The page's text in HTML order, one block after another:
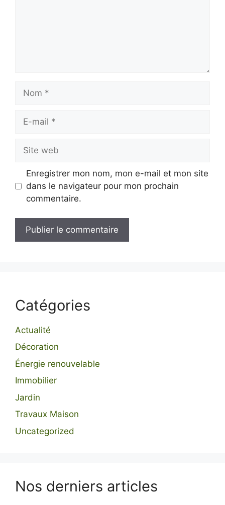
Nom
Site
web
Enregistrer mon nom, mon e-mail et mon site
dans le navigateur pour mon prochain
commentaire.
Catégories
Actualité
Décoration
Énergie renouvelable
Immobilier
Jardin
Travaux Maison
Uncategorized
Nos derniers articles